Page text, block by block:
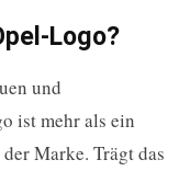
Logo?
und
ist mehr als ein
Marke. Trägt das